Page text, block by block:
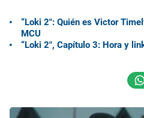
“Loki 2″: Quién es Victor
MCU
“Loki 2″, Capítulo 3: Hora y